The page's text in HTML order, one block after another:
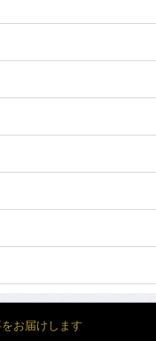
お届けします